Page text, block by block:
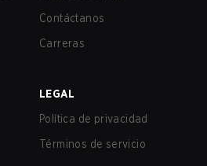
Contáctanos
Carreras
LEGAL
Política de privacidad
Términos de servicio